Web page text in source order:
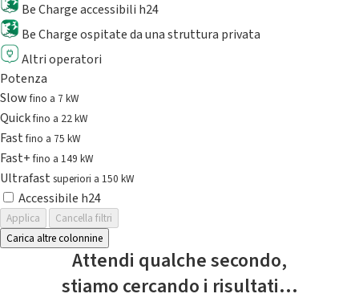
Be Charge accessibili h24
Be Charge ospitate da una struttura privata
Altri operatori
Potenza
Slowfino a 7 kW
Quickfino a 22 kW
Fastfino a 75 kW
Fast+fino a 149 kW
Ultrafast superiori a 150 kW
Accessibile h24
Applica
Cancella filtri
Carica altre colonnine
Attendi qualche secondo,
stiamo cercando i risultati...